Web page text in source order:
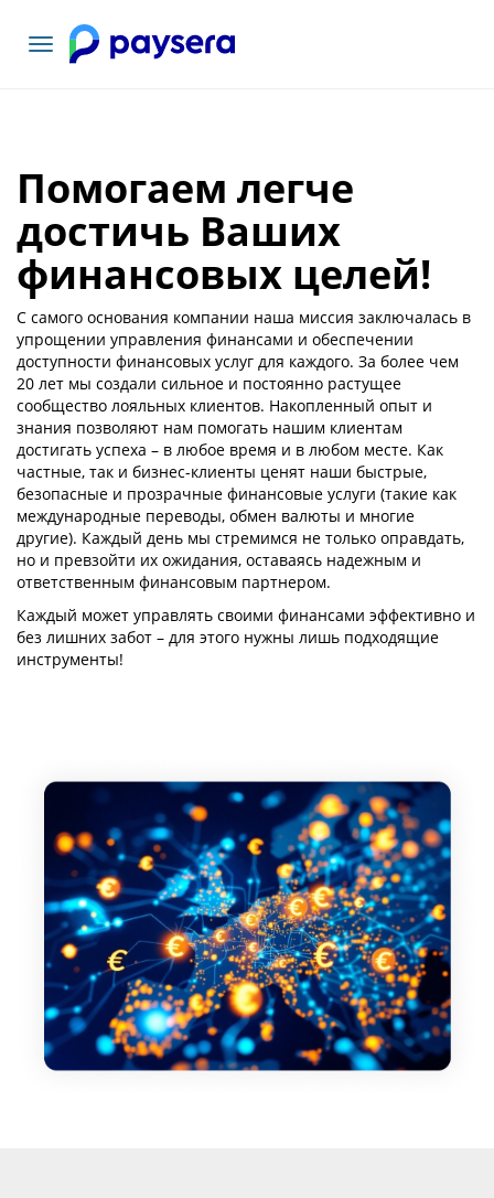
Toggle
navigation
Помогаем легче
достичь Ваших
финансовых целей!
С самого основания компании наша миссия заключалась в
упрощении управления финансами и обеспечении
доступности финансовых услуг для каждого. За более чем
20 лет мы создали сильное и постоянно растущее
сообщество лояльных клиентов. Накопленный опыт и
знания позволяют нам помогать нашим клиентам
достигать успеха – в любое время и в любом месте. Как
частные, так и бизнес-клиенты ценят наши быстрые,
безопасные и прозрачные финансовые услуги (такие как
международные переводы, обмен валюты и многие
другие). Каждый день мы стремимся не только оправдать,
но и превзойти их ожидания, оставаясь надежным и
ответственным финансовым партнером.
Каждый может управлять своими финансами эффективно и
без лишних забот – для этого нужны лишь подходящие
инструменты!